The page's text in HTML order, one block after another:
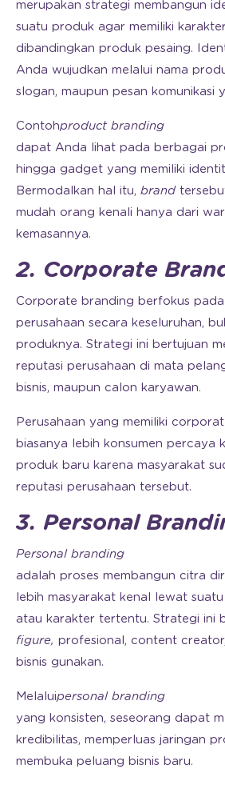
merupakan strategi membangun
suatu produk agar memiliki
dibandingkan produk pesaing.
Anda wujudkan melalui nama
slogan, maupun pesan komunikasi
Contohproduct branding
dapat Anda lihat pada berbagai
hingga gadget yang memiliki
Bermodalkan hal itu, brand
mudah orang kenali hanya dari
kemasannya.
2. Corporate
Corporate branding berfokus
perusahaan secara keseluruhan,
produknya. Strategi ini bertujuan
reputasi perusahaan di mata
bisnis, maupun calon karyawan.
Perusahaan yang memiliki
biasanya lebih konsumen percaya
produk baru karena masyarakat
reputasi perusahaan tersebut.
3. Personal
Personal branding
adalah proses membangun citra
lebih masyarakat kenal lewat suatu
atau karakter tertentu. Strategi ini
figure, profesional, content
bisnis gunakan.
Melaluipersonal branding
yang konsisten, seseorang dapat
kredibilitas, memperluas jaringan
membuka peluang bisnis baru.